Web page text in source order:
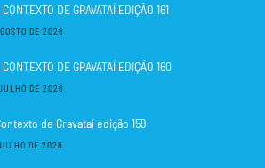
DE GRAVATAÍ EDIÇÃO 161
DE 2026
DE GRAVATAÍ EDIÇÃO 160
DE 2026
de Gravataí edição 159
DE 2026